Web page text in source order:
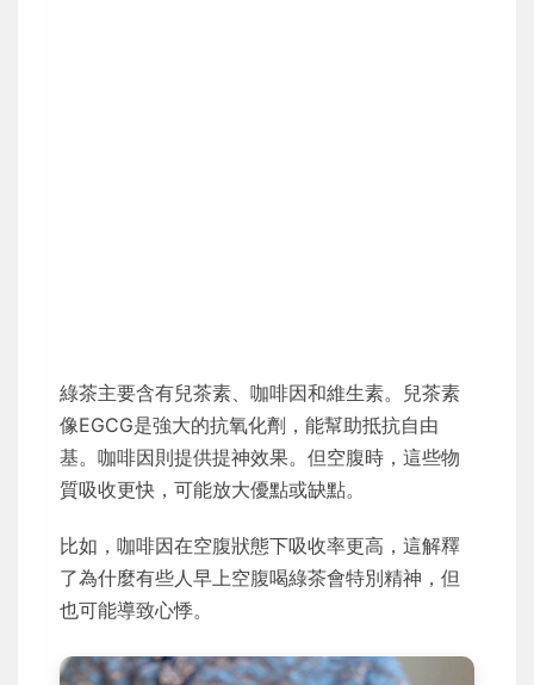
綠茶主要含有兒茶素、咖啡因和維生素。兒茶素
像EGCG是強大的抗氧化劑，能幫助抵抗自由
基。咖啡因則提供提神效果。但空腹時，這些物
質吸收更快，可能放大優點或缺點。
比如，咖啡因在空腹狀態下吸收率更高，這解釋
了為什麼有些人早上空腹喝綠茶會特別精神，但
也可能導致心悸。